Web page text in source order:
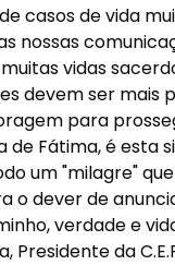
casos de vida
nossas
vidas
devem ser mais
para
de Fátima, é
um "milagre"
o dever de
verdade e
Presidente da